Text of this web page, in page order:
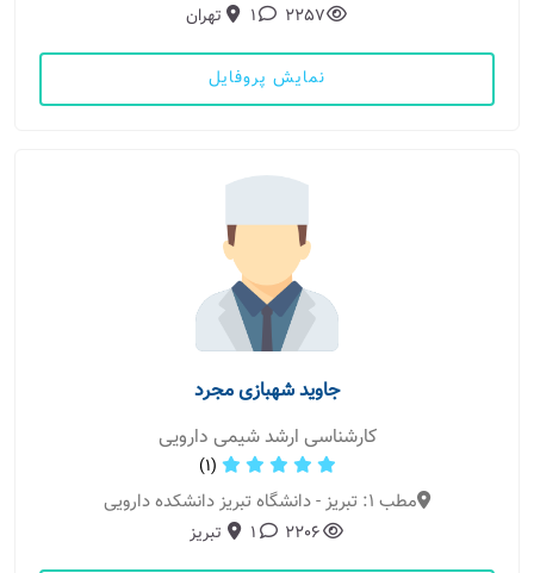
2257
1 تهران
نمایش پروفایل
جاوید شهبازی مجرد
کارشناسی ارشد شیمی دارویی
(1)
مطب 1: تبریز - دانشگاه تبریز دانشکده دارویی
2206
1 تبریز